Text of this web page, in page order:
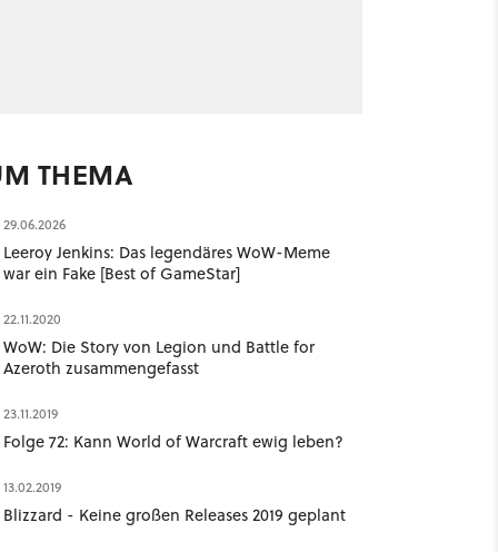
THEMA
29.06.2026
Leeroy Jenkins: Das legendäres WoW-Meme
war ein Fake [Best of GameStar]
22.11.2020
WoW: Die Story von Legion und Battle for
Azeroth zusammengefasst
23.11.2019
Folge 72: Kann World of Warcraft ewig leben?
13.02.2019
Blizzard - Keine großen Releases 2019 geplant